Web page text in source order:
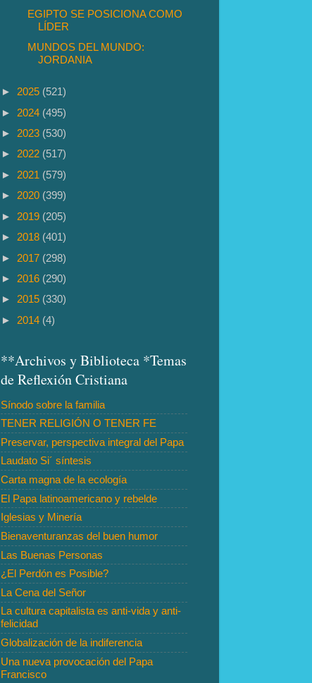
EGIPTO SE POSICIONA COMO
LÍDER
MUNDOS DEL MUNDO:
JORDANIA
► 2025 (521)
► 2024 (495)
► 2023 (530)
► 2022 (517)
► 2021 (579)
► 2020 (399)
► 2019 (205)
► 2018 (401)
► 2017 (298)
► 2016 (290)
► 2015 (330)
► 2014 (4)
**Archivos y Biblioteca *Temas
de Reflexión Cristiana
Sínodo sobre la familia
TENER RELIGIÓN O TENER FE
Preservar, perspectiva integral del Papa
Laudato Si´ síntesis
Carta magna de la ecología
El Papa latinoamericano y rebelde
Iglesias y Minería
Bienaventuranzas del buen humor
Las Buenas Personas
¿El Perdón es Posible?
La Cena del Señor
La cultura capitalista es anti-vida y anti-
felicidad
Globalización de la indiferencia
Una nueva provocación del Papa
Francisco